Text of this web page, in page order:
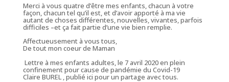
Merci à vous quatre d’être mes enfants, chacun à votre
façon, chacun tel qu’il est, et d’avoir apporté à ma vie
autant de choses différentes, nouvelles, vivantes, parfois
difficiles –et ça fait partie d’une vie bien remplie.
Affectueusement à vous tous,
De tout mon coeur de Maman
Lettre à mes enfants adultes, le 7 avril 2020 en plein
confinement pour cause de pandémie du Covid-19
Claire BUREL , publié ici pour un partage avec tous.